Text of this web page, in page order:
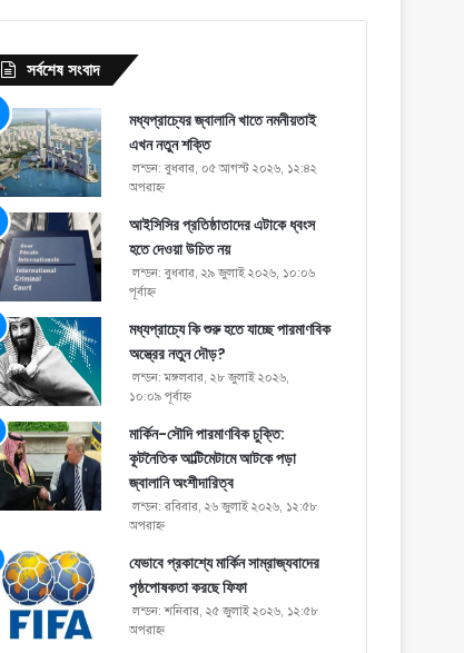
সর্বশেষ সংবাদ
মধ্যপ্রাচ্যের জ্বালানি খাতে নমনীয়তাই
এখন নতুন শক্তি
লন্ডন: বুধবার, ০৫ আগস্ট ২০২৬, ১২:৪২
অপরাহ্ণ
আইসিসির প্রতিষ্ঠাতাদের এটাকে ধ্বংস
হতে দেওয়া উচিত নয়
লন্ডন: বুধবার, ২৯ জুলাই ২০২৬, ১০:০৬
পূর্বাহ্ণ
মধ্যপ্রাচ্যে কি শুরু হতে যাচ্ছে পারমাণবিক
অস্ত্রের নতুন দৌড়?
লন্ডন: মঙ্গলবার, ২৮ জুলাই ২০২৬,
১০:০৯ পূর্বাহ্ণ
মার্কিন-সৌদি পারমাণবিক চুক্তি:
কূটনৈতিক আল্টিমেটামে আটকে পড়া
জ্বালানি অংশীদারিত্ব
লন্ডন: রবিবার, ২৬ জুলাই ২০২৬, ১২:৫৮
অপরাহ্ণ
যেভাবে প্রকাশ্যে মার্কিন সাম্রাজ্যবাদের
পৃষ্ঠপোষকতা করছে ফিফা
লন্ডন: শনিবার, ২৫ জুলাই ২০২৬, ১২:৫৮
অপরাহ্ণ